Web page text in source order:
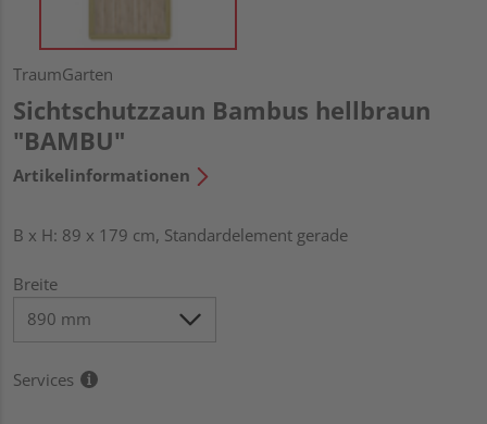
TraumGarten
Sichtschutzzaun Bambus hellbraun
"BAMBU"
Artikelinformationen
B x H: 89 x 179 cm, Standardelement gerade
Breite
Services